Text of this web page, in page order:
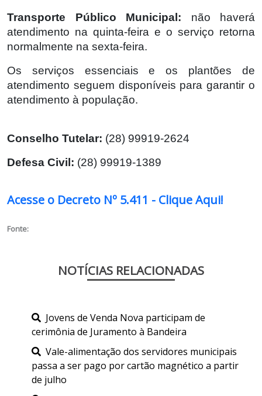
Transporte Público Municipal: não haverá
atendimento na quinta-feira e o serviço retorna
normalmente na sexta-feira.
Os serviços essenciais e os plantões de
atendimento seguem disponíveis para garantir o
atendimento à população.
Conselho Tutelar: (28) 99919-2624
Defesa Civil: (28) 99919-1389
Acesse o Decreto Nº 5.411 - Clique Aqui!
Fonte:
NOTÍCIAS RELACIONADAS
Jovens de Venda Nova participam de
cerimônia de Juramento à Bandeira
Vale-alimentação dos servidores municipais
passa a ser pago por cartão magnético a partir
de julho